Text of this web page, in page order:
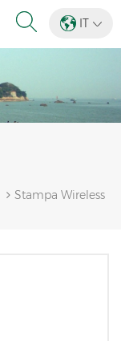
IT
Stampa Wireless